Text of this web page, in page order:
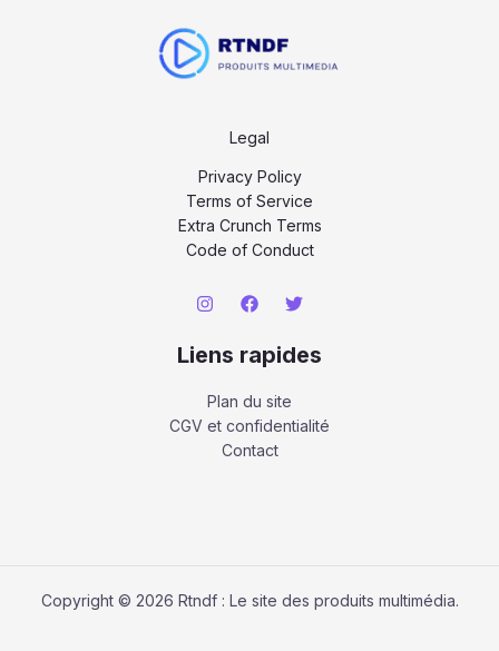
Legal
Privacy Policy
Terms of Service
Extra Crunch Terms
Code of Conduct
Liens rapides
Plan du site
CGV et confidentialité
Contact
Copyright © 2026 Rtndf : Le site des produits multimédia.